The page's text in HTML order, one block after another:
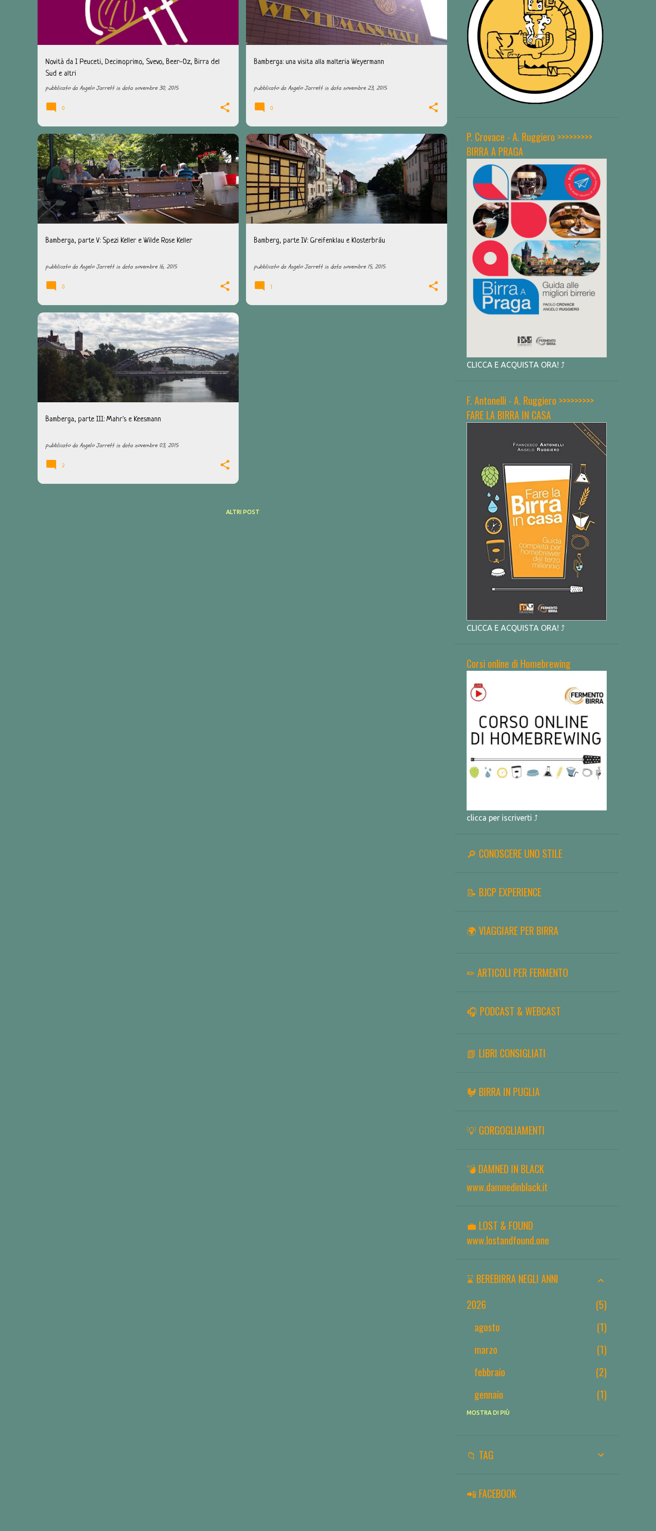
Novità da I Peuceti, Decimoprimo, Svevo, Beer-Oz, Birra del
Sud e altri
pubblicato daAngelo Jarrett in datanovembre 30, 2015
0
Bamberga: una visita alla malteria Weyermann
pubblicato daAngelo Jarrett in datanovembre 23, 2015
0
Bamberga, parte V: Spezi Keller e Wilde Rose Keller
pubblicato daAngelo Jarrett in datanovembre 16, 2015
BAMBERGA BEER HUNTING FRANCONIA GERMANIA
KELLER SPEZIAL VIAGGI BIRRARI +
WILDE ROSE
0
Bamberg, parte IV: Greifenklau e Klosterbräu
pubblicato daAngelo Jarrett in datanovembre 15, 2015
BAMBERGA BEER HUNTING FRANCONIA GERMANIA
GREIFENKLAU KLOSTERBRÄU +
VIAGGI BIRRARI
1
Bamberga, parte III: Mahr's e Keesmann
pubblicato daAngelo Jarrett in datanovembre 03, 2015
BAMBERGA BEER HUNTING FRANCONIA GERMANIA
KEESMANN MAHR'S UNGESPUNDET +
VIAGGI BIRRARI
2
ALTRI POST
P. Crovace - A. Ruggiero >>>>>>>>>
BIRRA A PRAGA
CLICCA E ACQUISTA ORA! ⤴
F. Antonelli - A. Ruggiero >>>>>>>>>
FARE LA BIRRA IN CASA
CLICCA E ACQUISTA ORA! ⤴
Corsi online di Homebrewing
clicca per iscriverti ⤴
🔎 CONOSCERE UNO STILE
📝 BJCP EXPERIENCE
🌍 VIAGGIARE PER BIRRA
✏ ARTICOLI PER FERMENTO
🎧 PODCAST & WEBCAST
📗 LIBRI CONSIGLIATI
🐓 BIRRA IN PUGLIA
💡 GORGOGLIAMENTI
💣 DAMNED IN BLACK
www.damnedinblack.it
💼 LOST & FOUND
www.lostandfound.one
⌛ BEREBIRRA NEGLI ANNI
2026
5
agosto
1
marzo
1
febbraio
2
gennaio
1
2025
novembre
1
MOSTRA DI PIÙ
📁 TAG
📲 FACEBOOK